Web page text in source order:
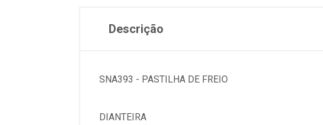
Descrição
SNA393 - PASTILHA DE FREIO
DIANTEIRA